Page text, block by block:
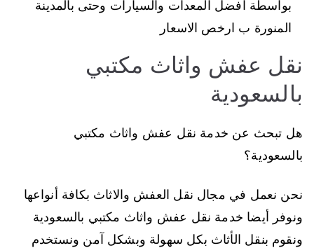
بواسطة افضل المعدات والسيارات وحتى بالمدينة
المنورة ب ارخص الاسعار
نقل عفش واثاث مكتبي
بالسعودية
هل تبحث عن خدمة نقل عفش واثاث مكتبي
بالسعودية؟
نحن نعمل في مجال نقل العفش والاثاث بكافة أنواعها
ونوفر أيضا خدمة نقل عفش واثاث مكتبي بالسعودية
ونقوم بنقل الأثاث بكل سهولة وبشكل آمن ونستخدم